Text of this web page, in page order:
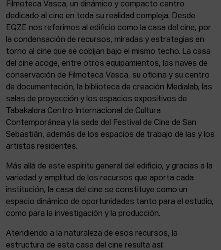
Filmoteca Vasca, un dinámico y compacto centro
dedicado al cine en toda su realidad compleja. Desde
EQZE nos referimos al edificio como la casa del cine, por
la condensación de recursos, miradas y estrategias en
torno al cine que se cobijan bajo el mismo techo. La casa
del cine acoge, entre otros equipamientos, las naves de
conservación de Filmoteca Vasca, su oficina y su centro
de documentación, la biblioteca de creación Medialab, las
salas de proyección y los espacios expositivos de
Tabakalera Centro Internacional de Cultura
Contemporánea y la sede del Festival de Cine de San
Sebastián, además de los espacios de trabajo de las y los
artistas residentes.
Más allá de este espíritu general del edificio, y gracias a la
variedad y amplitud de los recursos que aporta cada
institución, la casa del cine se constituye como un
espacio dinámico de oportunidades tanto para el estudio,
como para la investigación y la producción.
Atendiendo a la naturaleza de esos recursos, la
estructura de esta casa del cine resulta así: